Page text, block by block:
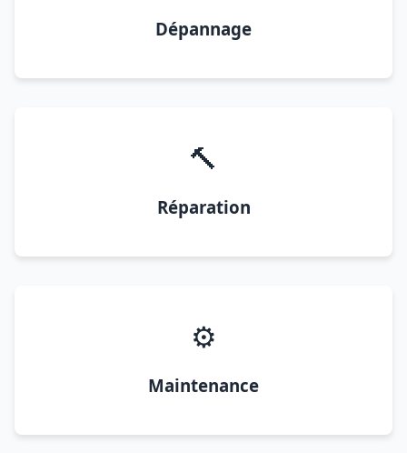
Dépannage
🔨
Réparation
⚙️
Maintenance